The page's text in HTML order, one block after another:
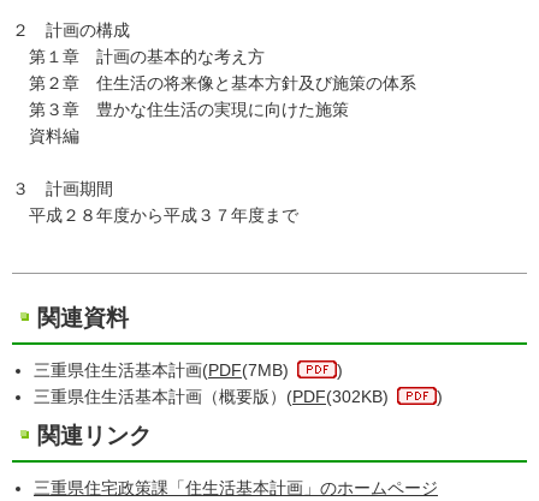
２ 計画の構成
第１章 計画の基本的な考え方
第２章 住生活の将来像と基本方針及び施策の体系
第３章 豊かな住生活の実現に向けた施策
資料編
３ 計画期間
平成２８年度から平成３７年度まで
関連資料
三重県住生活基本計画(PDF(7MB)
)
三重県住生活基本計画（概要版）(PDF(302KB) )
関連リンク
三重県住宅政策課「住生活基本計画」のホームページ